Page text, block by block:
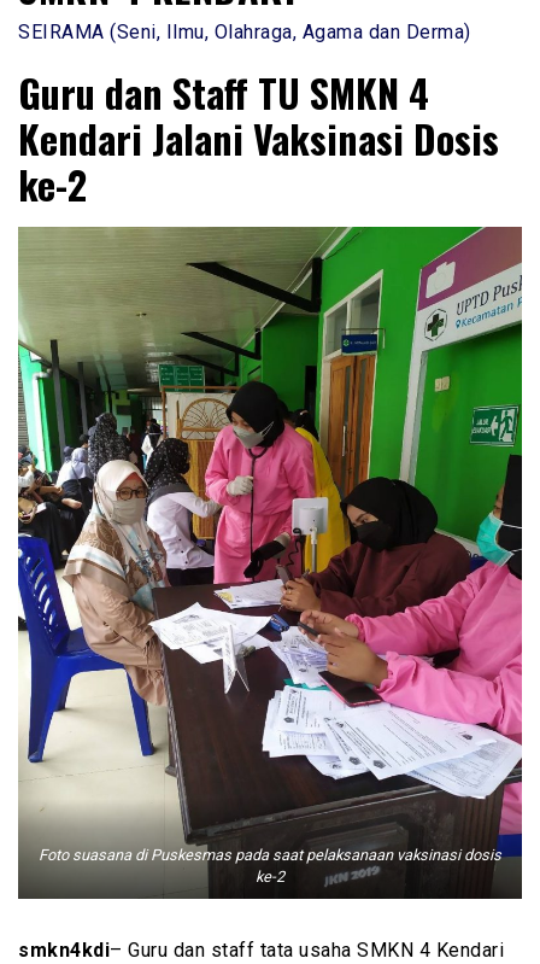
SEIRAMA (Seni, Ilmu, Olahraga, Agama dan Derma)
Guru dan Staff TU SMKN 4
Kendari Jalani Vaksinasi Dosis
ke-2
Foto suasana di Puskesmas pada saat pelaksanaan vaksinasi dosis
ke-2
smkn4kdi– Guru dan staff tata usaha SMKN 4 Kendari